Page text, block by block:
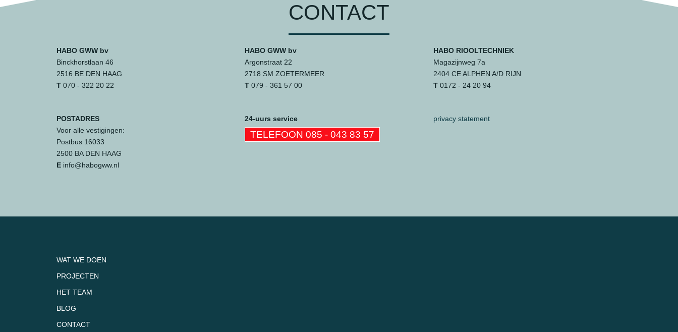
CONTACT
HABO GWW bv
Binckhorstlaan 46
2516 BE DEN HAAG
T 070 - 322 20 22
HABO GWW bv
Argonstraat 22
2718 SM ZOETERMEER
T 079 - 361 57 00
HABO RIOOLTECHNIEK
Magazijnweg 7a
2404 CE ALPHEN A/D RIJN
T0172 - 24 20 94
POSTADRES
Voor alle vestigingen:
Postbus 16033
2500 BA DEN HAAG
E info@habogww.nl
24-uurs service
TELEFOON 085 - 043 83 57
privacy statement
WAT WE DOEN
PROJECTEN
HET TEAM
BLOG
CONTACT